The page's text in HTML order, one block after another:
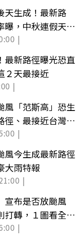
天生成！最新路
曝，中秋連假天氣
|
最新路徑曝光恐直
２天最接近
|
風「范斯高」恐生
徑、最接近台灣時
|
風今生成最新路徑
大雨特報
|
宣布是否放颱風
打轉，１圖看全台
|